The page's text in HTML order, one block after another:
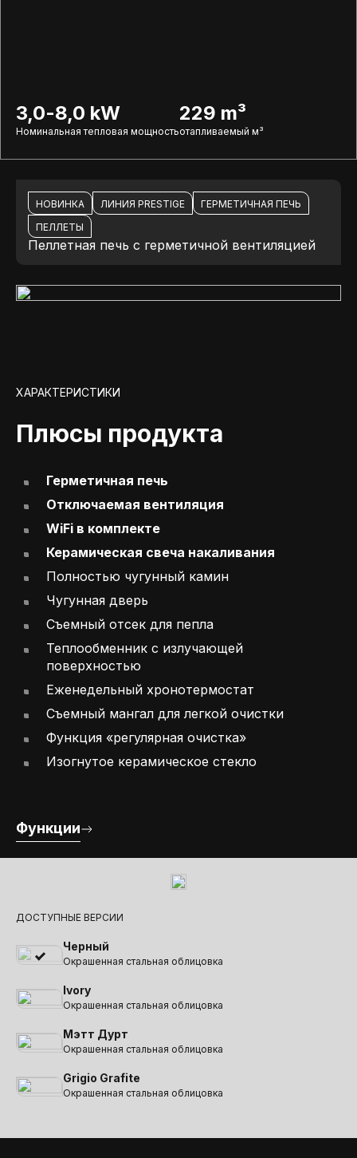
3,0-8,0 kW
Номинальная тепловая мощность
229 m³
отапливаемый м³
НОВИНКА ЛИНИЯ PRESTIGE
ГЕРМЕТИЧНАЯ ПЕЧЬ
ПЕЛЛЕТЫ
Пеллетная печь с герметичной вентиляцией
ХАРАКТЕРИСТИКИ
Плюсы продукта
Герметичная печь
Отключаемая вентиляция
WiFi в комплекте
Керамическая свеча накаливания
Полностью чугунный камин
Чугунная дверь
Съемный отсек для пепла
Теплообменник с излучающей
поверхностью
Еженедельный хронотермостат
Съемный мангал для легкой очистки
Функция «регулярная очистка»
Изогнутое керамическое стекло
Функции
ДОСТУПНЫЕ ВЕРСИИ
Черный
Окрашенная стальная облицовка
Ivory
Окрашенная стальная облицовка
Мэтт Дурт
Окрашенная стальная облицовка
Grigio Grafite
Окрашенная стальная облицовка